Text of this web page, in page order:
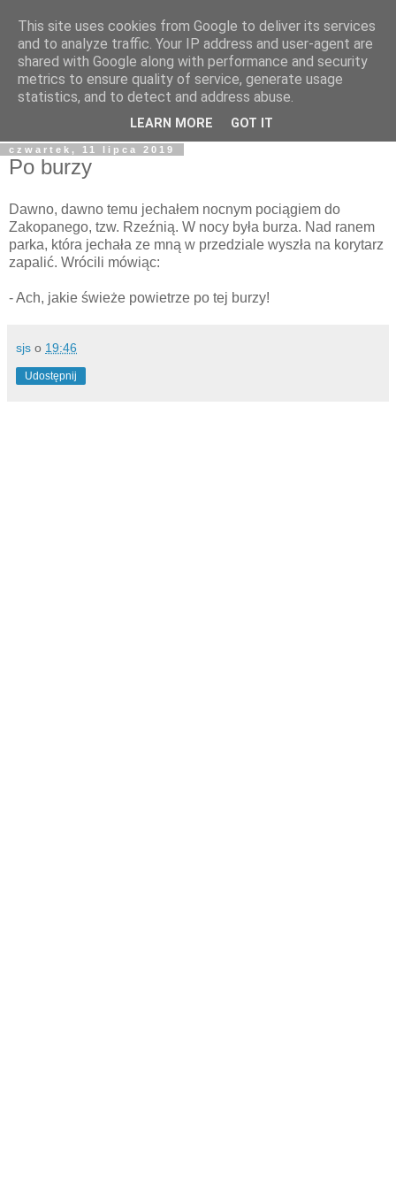
blog.Szewczak.pl
Różne zapiski dla potomności, albo raczej notatki dla
samego siebie.
czwartek, 11 lipca 2019
Po burzy
Dawno, dawno temu jechałem nocnym pociągiem do
Zakopanego, tzw. Rzeźnią. W nocy była burza. Nad ranem
parka, która jechała ze mną w przedziale wyszła na korytarz
zapalić. Wrócili mówiąc:
- Ach, jakie świeże powietrze po tej burzy!
sjs o 19:46
Udostępnij
This site uses cookies from Google to deliver its services
and to analyze traffic. Your IP address and user-agent are
shared with Google along with performance and security
metrics to ensure quality of service, generate usage
statistics, and to detect and address abuse.
LEARN MORE GOT IT